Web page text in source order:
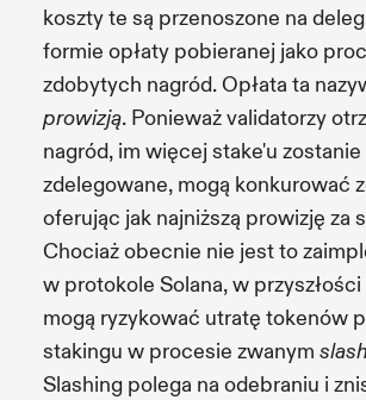
koszty te są przenoszone na
formie opłaty pobieranej jako
zdobytych nagród. Opłata ta
prowizją. Ponieważ validatorzy
nagród, im więcej stake'u zostanie
zdelegowane, mogą konkurować
oferując jak najniższą prowizję za
Chociaż obecnie nie jest to
w protokole Solana, w
mogą ryzykować utratę tokenów
stakingu w procesie zwanym
Slashing polega na odebraniu i